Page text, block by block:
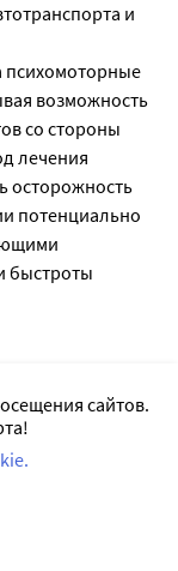
и
психомоторные
возможность
со стороны
лечения
осторожность
потенциально
быстроты
МАО и
венлафаксина
после
(моклобемид),
сайтов.